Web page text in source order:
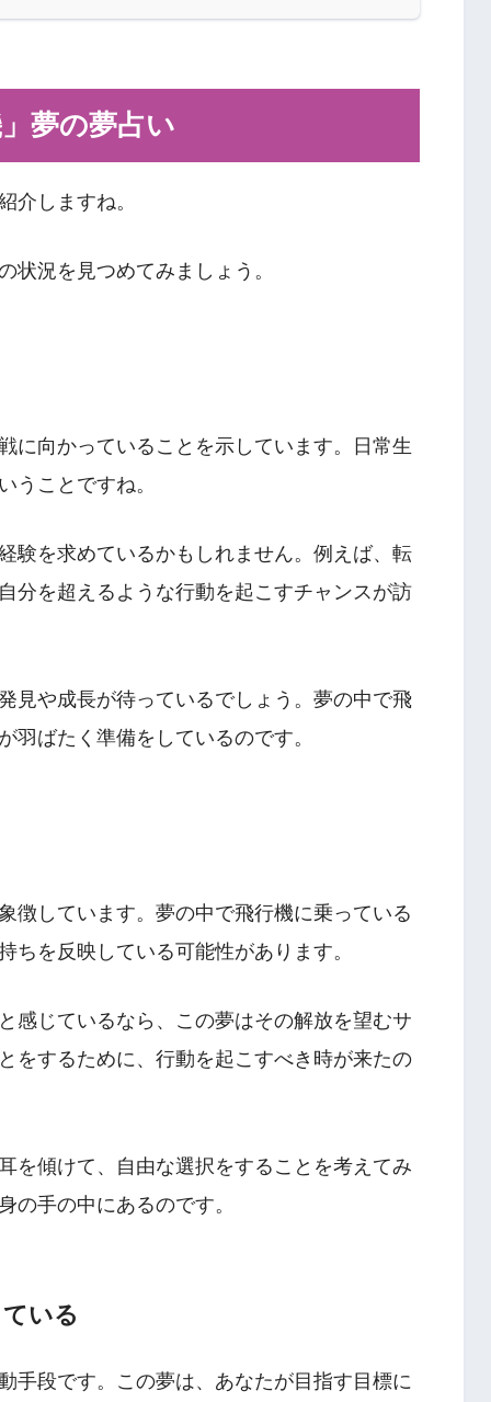
夢の夢占い
介しますね。
状況を見つめてみましょう。
に向かっていることを示しています。日常生
うことですね。
験を求めているかもしれません。例えば、転
分を超えるような行動を起こすチャンスが訪
見や成長が待っているでしょう。夢の中で飛
羽ばたく準備をしているのです。
徴しています。夢の中で飛行機に乗っている
を反映している可能性があります。
感じているなら、この夢はその解放を望むサ
をするために、行動を起こすべき時が来たの
を傾けて、自由な選択をすることを考えてみ
の手の中にあるのです。
いる
手段です。この夢は、あなたが目指す目標に